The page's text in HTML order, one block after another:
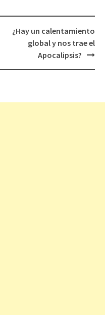
¿Hay un calentamiento
global y nos trae el
Apocalipsis?